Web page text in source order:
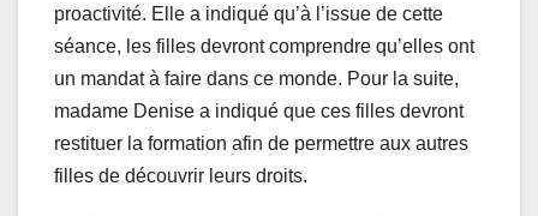
proactivité. Elle a indiqué qu’à l’issue de cette
séance, les filles devront comprendre qu’elles ont
un mandat à faire dans ce monde. Pour la suite,
madame Denise a indiqué que ces filles devront
restituer la formation afin de permettre aux autres
filles de découvrir leurs droits.